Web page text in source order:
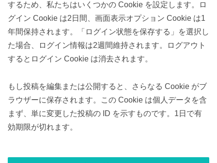
するため、私たちはいくつかの Cookie を設定します。ロ
グイン Cookie は2日間、画面表示オプション Cookie は1
年間保持されます。「ログイン状態を保存する」を選択し
た場合、ログイン情報は2週間維持されます。ログアウト
するとログイン Cookie は消去されます。
もし投稿を編集または公開すると、さらなる Cookie がブ
ラウザーに保存されます。この Cookie は個人データを含
まず、単に変更した投稿の ID を示すものです。1日で有
効期限が切れます。